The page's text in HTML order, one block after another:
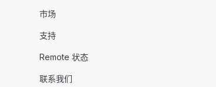
市场
支持
Remote 状态
联系我们